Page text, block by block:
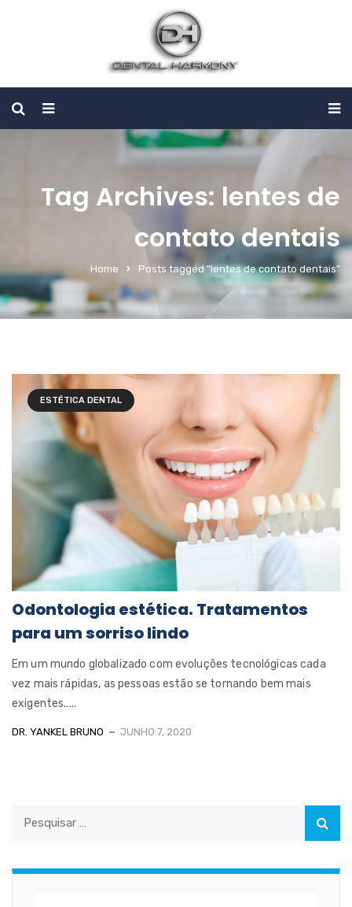
Tag Archives: lentes de
contato dentais
Home Posts tagged "lentes de contato dentais"
ESTÉTICA DENTAL
Odontologia estética. Tratamentos
para um sorriso lindo
Em um mundo globalizado com evoluções tecnológicas cada
vez mais rápidas, as pessoas estão se tornando bem mais
exigentes.....
DR. YANKEL BRUNO JUNHO 7, 2020